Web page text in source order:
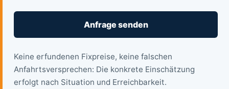
Anfrage senden
Keine erfundenen Fixpreise, keine falschen
Anfahrtsversprechen: Die konkrete Einschätzung
erfolgt nach Situation und Erreichbarkeit.